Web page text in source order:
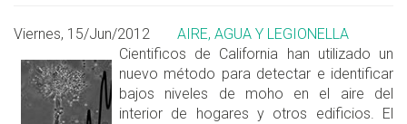
Viernes, 15/Jun/2012
AIRE, AGUA Y LEGIONELLA
Cientificos de California han utilizado un
nuevo método para detectar e identificar
bajos niveles de moho en el aire del
interior de hogares y otros edificios. El